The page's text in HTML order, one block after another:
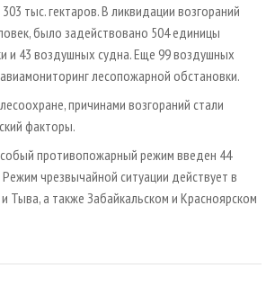
тыс. гектаров. В ликвидации возгораний
было задействовано 504 единицы
и 43 воздушных судна. Еще 99 воздушных
лесопожарной обстановки.
причинами возгораний стали
факторы.
противопожарный режим введен 44
Режим чрезвычайной ситуации действует в
Тыва, а также Забайкальском и Красноярском